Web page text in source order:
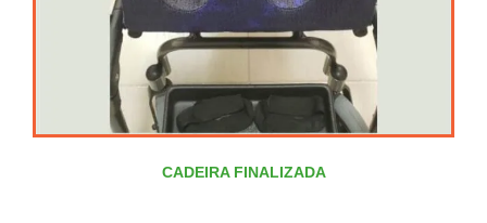
CADEIRA FINALIZADA